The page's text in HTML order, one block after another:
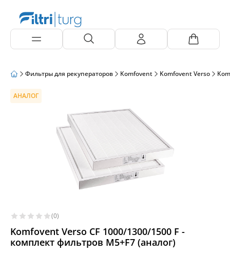
Фильтры для рекуператоров Komfovent Komfovent Verso
АНАЛОГ
(0)
Komfovent Verso CF 1000/1300/1500 F -
комплект фильтров M5+F7 (аналог)